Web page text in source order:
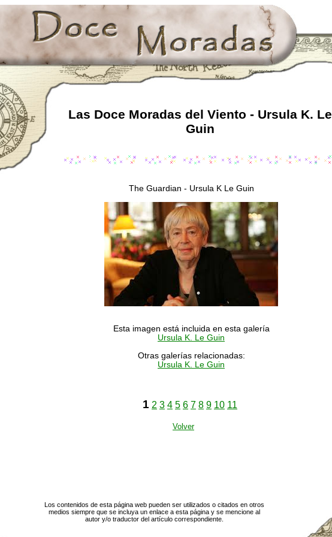
Las Doce Moradas del Viento - Ursula K. Le
Guin
The Guardian - Ursula K Le Guin
Esta imagen está incluida en esta galería
Ursula K. Le Guin
Otras galerías relacionadas:
Ursula K. Le Guin
1 2 3 4 5 6 7 8 9 10 11
Volver
Los contenidos de esta página web pueden ser utilizados o citados en otros
medios siempre que se incluya un enlace a esta página y se mencione al
autor y/o traductor del artículo correspondiente.